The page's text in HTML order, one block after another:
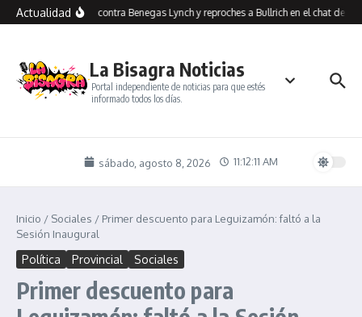
Saltar al contenido
ActualidadInsultos contra Benegas Lynch y reproches a Bullrich en el chat de los
La Bisagra Noticias
Portal independiente de noticias para que estés
informado todos los días.
sábado, agosto 8, 2026 11:12:12 AM
Inicio / Sociales / Primer descuento para Leguizamón: faltó a la
Sesión Inaugural
Política Provincial Sociales
Primer descuento para